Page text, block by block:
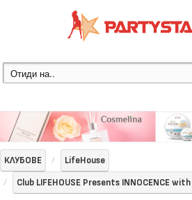
КЛУБОВЕ
LifeHouse
Club LIFEHOUSE Presents INNOCENCE